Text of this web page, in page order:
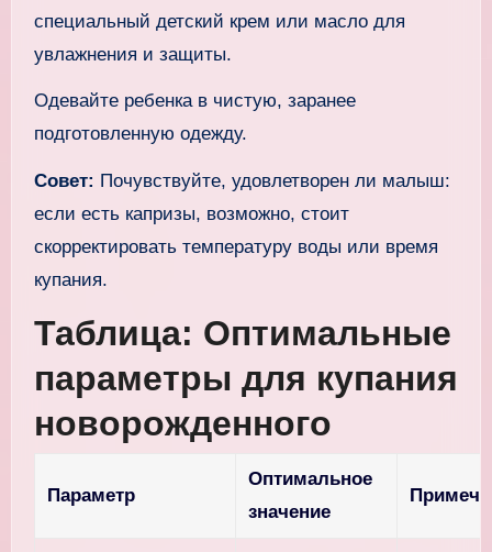
специальный детский крем или масло для
увлажнения и защиты.
Одевайте ребенка в чистую, заранее
подготовленную одежду.
Совет: Почувствуйте, удовлетворен ли малыш:
если есть капризы, возможно, стоит
скорректировать температуру воды или время
купания.
Таблица: Оптимальные
параметры для купания
новорожденного
Параметр
Оптимальное
значение